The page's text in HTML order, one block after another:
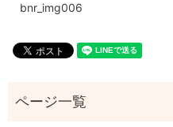
bnr_img006